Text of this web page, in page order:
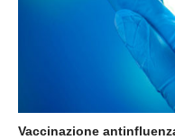
Vaccinazione